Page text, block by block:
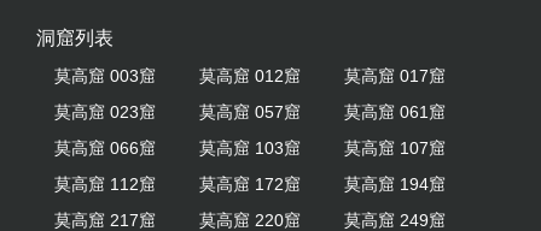
洞窟列表
莫高窟 003窟 莫高窟 012窟
莫高窟 017窟
莫高窟 023窟
莫高窟 057窟
莫高窟 061窟
莫高窟 066窟
莫高窟 103窟
莫高窟 107窟
莫高窟 112窟
莫高窟 172窟
莫高窟 194窟
莫高窟 217窟
莫高窟 220窟
莫高窟 249窟